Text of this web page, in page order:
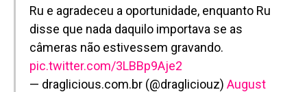
Ru e agradeceu a oportunidade, enquanto Ru
disse que nada daquilo importava se as
câmeras não estivessem gravando.
pic.twitter.com/3LBBp9Aje2
— draglicious.com.br (@dragliciouz) August